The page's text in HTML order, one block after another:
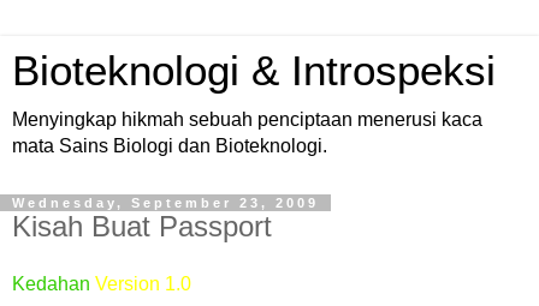
Bioteknologi & Introspeksi
Menyingkap hikmah sebuah penciptaan menerusi kaca
mata Sains Biologi dan Bioteknologi.
Wednesday, September 23, 2009
Kisah Buat Passport
Kedahan Version 1.0